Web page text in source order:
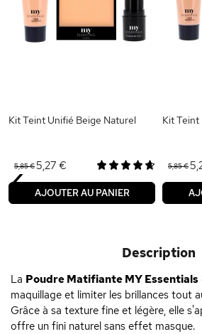
Kit Teint Unifié Beige Naturel
5,85 €5,27 €
AJOUTER AU PANIER
Kit Teint
5,85 €
‹
Description
La Poudre Matifiante MY Essentials
maquillage et limiter les brillances tout
Grâce à sa texture fine et légère, elle
offre un fini naturel sans effet masque.